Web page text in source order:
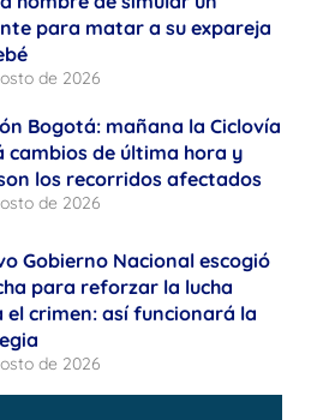
para matar a su expareja
de 2026
Bogotá: mañana la Ciclovía
cambios de última hora y
los recorridos afectados
de 2026
Gobierno Nacional escogió
para reforzar la lucha
el crimen: así funcionará la
de 2026